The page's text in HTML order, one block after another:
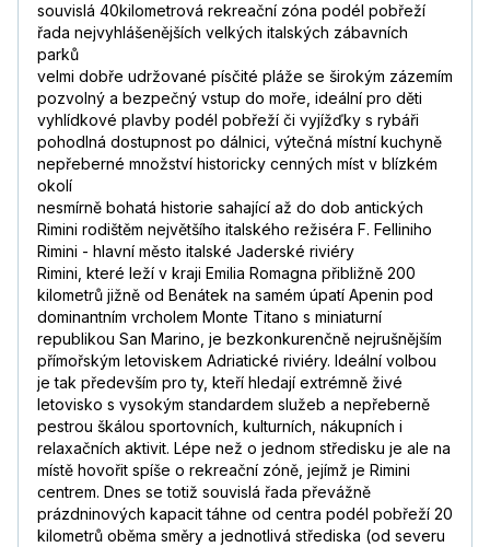
souvislá 40kilometrová rekreační zóna podél pobřeží
řada nejvyhlášenějších velkých italských zábavních
parků
velmi dobře udržované písčité pláže se širokým zázemím
pozvolný a bezpečný vstup do moře, ideální pro děti
vyhlídkové plavby podél pobřeží či vyjížďky s rybáři
pohodlná dostupnost po dálnici, výtečná místní kuchyně
nepřeberné množství historicky cenných míst v blízkém
okolí
nesmírně bohatá historie sahající až do dob antických
Rimini rodištěm největšího italského režiséra F. Felliniho
Rimini - hlavní město italské Jaderské riviéry
Rimini, které leží v kraji Emilia Romagna přibližně 200
kilometrů jižně od Benátek na samém úpatí Apenin pod
dominantním vrcholem Monte Titano s miniaturní
republikou San Marino, je bezkonkurenčně nejrušnějším
přímořským letoviskem Adriatické riviéry. Ideální volbou
je tak především pro ty, kteří hledají extrémně živé
letovisko s vysokým standardem služeb a nepřeberně
pestrou škálou sportovních, kulturních, nákupních i
relaxačních aktivit. Lépe než o jednom středisku je ale na
místě hovořit spíše o rekreační zóně, jejímž je Rimini
centrem. Dnes se totiž souvislá řada převážně
prázdninových kapacit táhne od centra podél pobřeží 20
kilometrů oběma směry a jednotlivá střediska (od severu